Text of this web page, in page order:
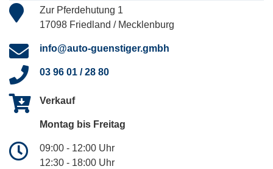
Zur Pferdehutung 1
17098 Friedland / Mecklenburg
info@auto-guenstiger.gmbh
03 96 01 / 28 80
Verkauf
Montag bis Freitag
09:00 - 12:00 Uhr
12:30 - 18:00 Uhr